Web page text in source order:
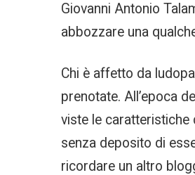
Giovanni Antonio
abbozzare una
Chi è affetto da
prenotate. All’epoca
viste le
senza deposito di
ricordare un altro